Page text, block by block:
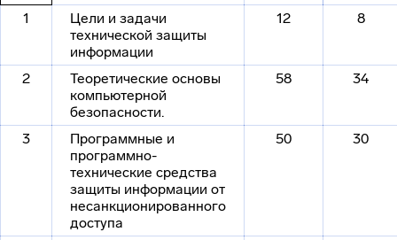
1
Цели и задачи
технической защиты
информации
12 8
2
Теоретические основы
компьютерной
безопасности.
58 34
3
Программные и
программно-
технические средства
защиты информации от
несанкционированного
доступа
50 30